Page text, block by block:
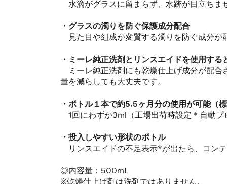
水滴がグラスに留まらず、水跡が目立ちま
・グラスの濁りを防ぐ保護成分配合
見た目や組成が変質する濁りを防ぐ成分が
・ミーレ純正洗剤とリンスエイドを使用す
ミーレ純正洗剤にも乾燥仕上げ成分が配合
量を減らしても大丈夫です。
・ボトル１本で約5.5ヶ月分の使用が可能
1回にわずか3ml（工場出荷時設定＊自動プ
・投入しやすい形状のボトル
リンスエイドの不足表示*が出たら、コン
◎内容量：500mL